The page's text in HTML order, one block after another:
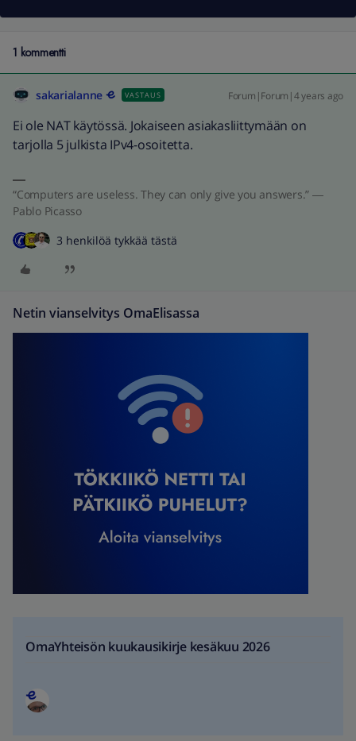
1 kommentti
sakarialanne VASTAUS Forum|Forum|4 years ago
Ei ole NAT käytössä. Jokaiseen asiakasliittymään on
tarjolla 5 julkista IPv4-osoitetta.
“Computers are useless. They can only give you answers.” ―
Pablo Picasso
3 henkilöä tykkää tästä
Netin vianselvitys OmaElisassa
OmaYhteisön kuukausikirje kesäkuu 2026